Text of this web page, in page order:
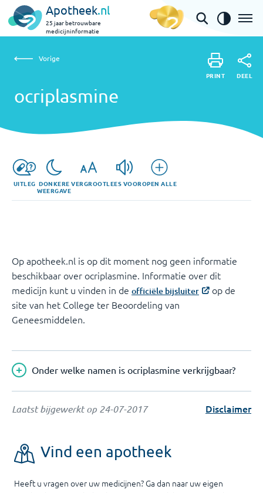
Apotheek.nl
25 jaar betrouwbare
medicijninformatie
ocriplasmine
Vorige
ocriplasmine
PRINT DEEL
UITLEG DONKERE
WEERGAVE
VERGROOTLEES VOOROPEN ALLE
Op apotheek.nl is op dit moment nog geen informatie
beschikbaar over ocriplasmine. Informatie over dit
medicijn kunt u vinden in de officiële bijsluiter
op de
site van het College ter Beoordeling van
Geneesmiddelen.
Onder welke namen is ocriplasmine verkrijgbaar?
Laatst bijgewerkt op 24-07-2017 Disclaimer
Vind een apotheek
Heeft u vragen over uw medicijnen? Ga dan naar uw eigen